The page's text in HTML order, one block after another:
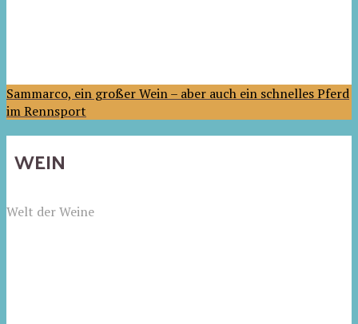
Sammarco, ein großer Wein – aber auch ein schnelles Pferd
im Rennsport
WEIN
Welt der Weine